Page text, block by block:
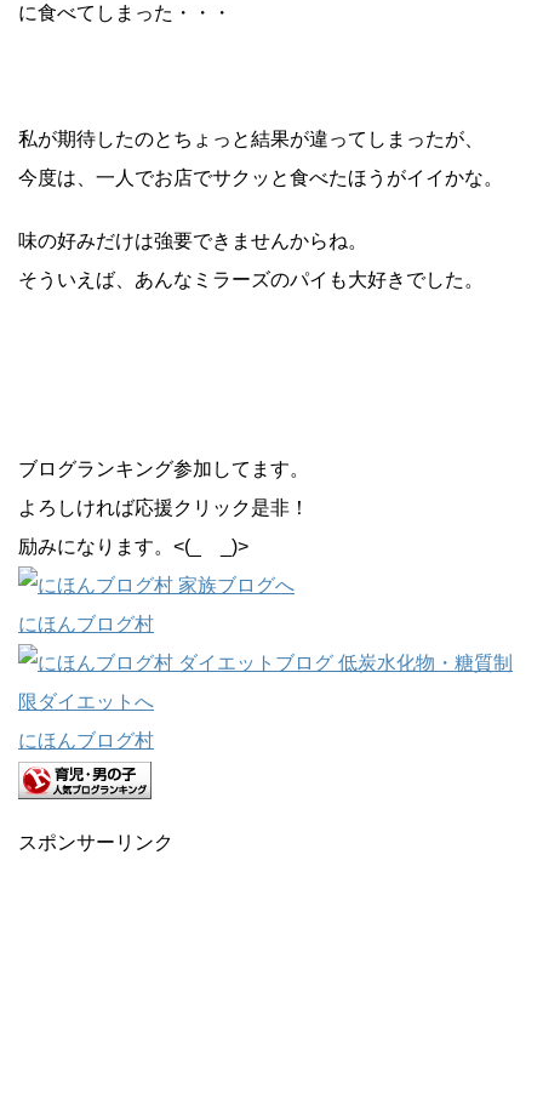
に食べてしまった・・・
私が期待したのとちょっと結果が違ってしまったが、
今度は、一人でお店でサクッと食べたほうがイイかな。
味の好みだけは強要できませんからね。
そういえば、あんなミラーズのパイも大好きでした。
ブログランキング参加してます。
よろしければ応援クリック是非！
励みになります。<(_ _)>
にほんブログ村
にほんブログ村
スポンサーリンク